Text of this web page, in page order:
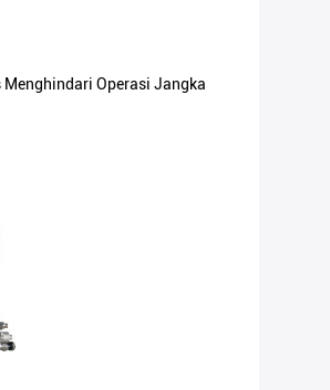
Operasi Jangka